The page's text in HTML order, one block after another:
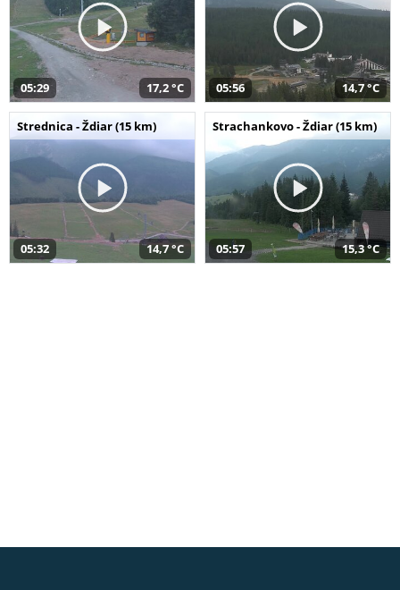
05:29 17,2 °C 05:56 14,7 °C
Strednica - Ždiar (15 km)
05:32 14,7 °C
Strachankovo - Ždiar (15 km)
05:57 15,3 °C